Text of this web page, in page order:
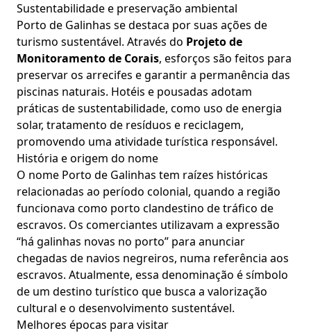
Sustentabilidade e preservação ambiental
Porto de Galinhas se destaca por suas ações de
turismo sustentável. Através do Projeto de
Monitoramento de Corais, esforços são feitos para
preservar os arrecifes e garantir a permanência das
piscinas naturais. Hotéis e pousadas adotam
práticas de sustentabilidade, como uso de energia
solar, tratamento de resíduos e reciclagem,
promovendo uma atividade turística responsável.
História e origem do nome
O nome Porto de Galinhas tem raízes históricas
relacionadas ao período colonial, quando a região
funcionava como porto clandestino de tráfico de
escravos. Os comerciantes utilizavam a expressão
“há galinhas novas no porto” para anunciar
chegadas de navios negreiros, numa referência aos
escravos. Atualmente, essa denominação é símbolo
de um destino turístico que busca a valorização
cultural e o desenvolvimento sustentável.
Melhores épocas para visitar